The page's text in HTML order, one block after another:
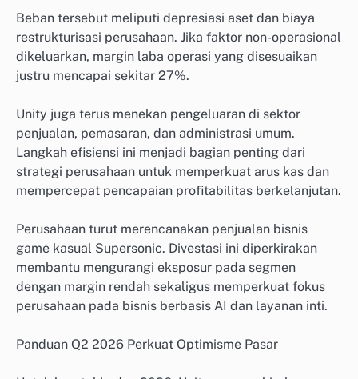
Beban tersebut meliputi depresiasi aset dan biaya
restrukturisasi perusahaan. Jika faktor non-operasional
dikeluarkan, margin laba operasi yang disesuaikan
justru mencapai sekitar 27%.
Unity juga terus menekan pengeluaran di sektor
penjualan, pemasaran, dan administrasi umum.
Langkah efisiensi ini menjadi bagian penting dari
strategi perusahaan untuk memperkuat arus kas dan
mempercepat pencapaian profitabilitas berkelanjutan.
Perusahaan turut merencanakan penjualan bisnis
game kasual Supersonic. Divestasi ini diperkirakan
membantu mengurangi eksposur pada segmen
dengan margin rendah sekaligus memperkuat fokus
perusahaan pada bisnis berbasis AI dan layanan inti.
Panduan Q2 2026 Perkuat Optimisme Pasar